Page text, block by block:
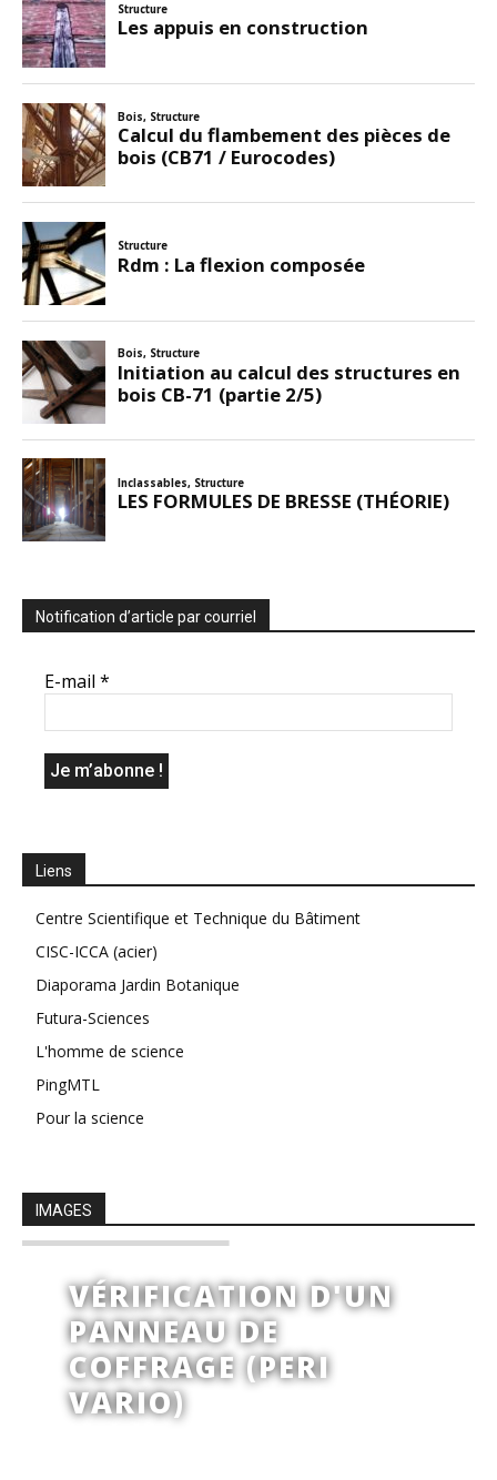
Notification d’article par courriel
E-mail *
Liens
Centre Scientifique et Technique du Bâtiment
CISC-ICCA (acier)
Diaporama Jardin Botanique
Futura-Sciences
L'homme de science
PingMTL
Pour la science
IMAGES
VÉRIFICATION D'UN
PANNEAU DE
COFFRAGE (PERI
VARIO)